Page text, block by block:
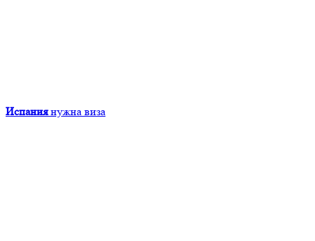
Испания нужна виза